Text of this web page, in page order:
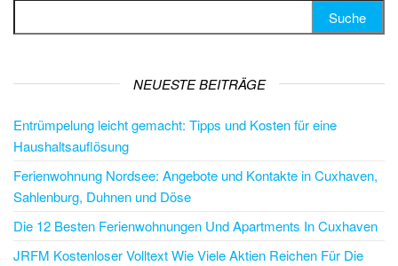
NEUESTE BEITRÄGE
Entrümpelung leicht gemacht: Tipps und Kosten für eine
Haushaltsauflösung
Ferienwohnung Nordsee: Angebote und Kontakte in Cuxhaven,
Sahlenburg, Duhnen und Döse
Die 12 Besten Ferienwohnungen Und Apartments In Cuxhaven
JRFM Kostenloser Volltext Wie Viele Aktien Reichen Für Die